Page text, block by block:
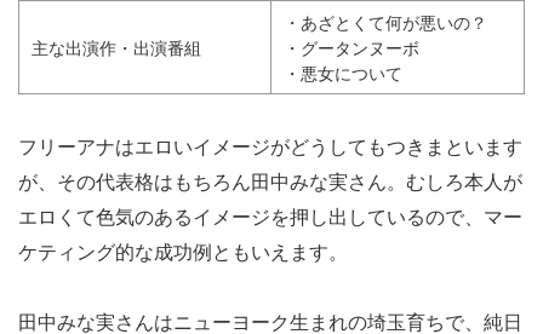
主な出演作・出演番組
・あざとくて何が悪いの？
・グータンヌーボ
・悪女について
フリーアナはエロいイメージがどうしてもつきまといます
が、その代表格はもちろん田中みな実さん。むしろ本人が
エロくて色気のあるイメージを押し出しているので、マー
ケティング的な成功例ともいえます。
田中みな実さんはニューヨーク生まれの埼玉育ちで、純日